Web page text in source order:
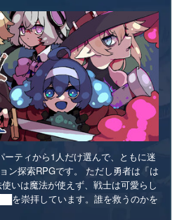
ーティから1人だけ選んで、ともに迷
ン探索RPGです。 ただし勇者は「は
いは魔法が使えず、戦士は可愛らし
を崇拝しています。誰を救うのかを